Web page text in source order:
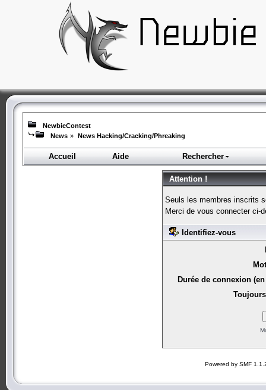
NewbieContest
News » News Hacking/Cracking/Phreaking
Accueil Aide Rechercher
Attention !
Seuls les membres inscrits
Merci de vous connecter ci-
Identifiez-vous
Durée de connexion
Powered by SMF